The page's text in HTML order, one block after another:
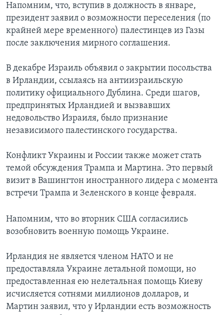
Напомним, что, вступив в должность в январе,
президент заявил о возможности переселения (по
крайней мере временного) палестинцев из Газы
после заключения мирного соглашения.
В декабре Израиль объявил о закрытии посольства
в Ирландии, ссылаясь на антиизраильскую
политику официального Дублина. Среди шагов,
предпринятых Ирландией и вызвавших
недовольство Израиля, было признание
независимого палестинского государства.
Конфликт Украины и России также может стать
темой обсуждения Трампа и Мартина. Это первый
визит в Вашингтон иностранного лидера с момента
встречи Трампа и Зеленского в конце февраля.
Напомним, что во вторник США согласились
возобновить военную помощь Украине.
Ирландия не является членом НАТО и не
предоставляла Украине летальной помощи, но
предоставленная ею нелетальная помощь Киеву
исчисляется сотнями миллионов долларов, и
Мартин заявил, что у Ирландии есть возможность